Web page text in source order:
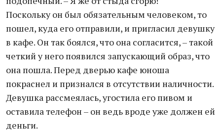
Поскольку он был обязательным человеком, то
пошел, куда его отправили, и пригласил девушку
в кафе. Он так боялся, что она согласится, – такой
четкий у него появился запускающий образ, что
она пошла. Перед дверью кафе юноша
покраснел и признался в отсутствии наличности.
Девушка рассмеялась, угостила его пивом и
оставила телефон – он ведь вроде уже должен ей
деньги.